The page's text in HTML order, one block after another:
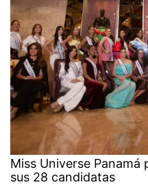
Miss Universe
sus 28 candidatas